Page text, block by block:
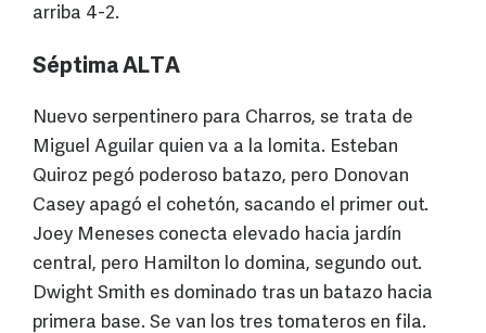
arriba 4-2.
Séptima ALTA
Nuevo serpentinero para Charros, se trata de
Miguel Aguilar quien va a la lomita. Esteban
Quiroz pegó poderoso batazo, pero Donovan
Casey apagó el cohetón, sacando el primer out.
Joey Meneses conecta elevado hacia jardín
central, pero Hamilton lo domina, segundo out.
Dwight Smith es dominado tras un batazo hacia
primera base. Se van los tres tomateros en fila.